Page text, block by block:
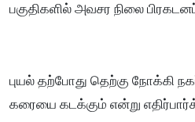
பகுதிகளில் அவசர நிலை
புயல் தற்போது தெற்கு நோக்கி
கரையை கடக்கும் என்று